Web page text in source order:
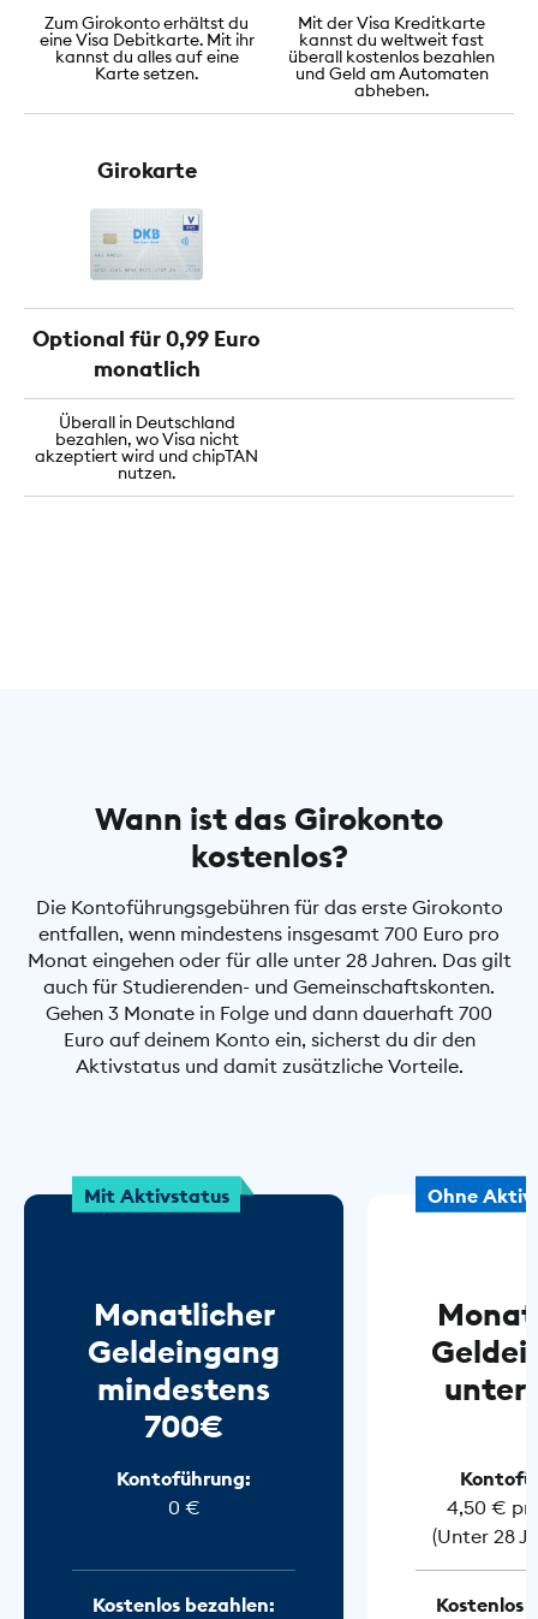
Zum Girokonto erhältst du
eine Visa Debitkarte. Mit ihr
kannst du alles auf eine
Karte setzen.
Mit der Visa Kreditkarte
kannst du weltweit fast
überall kostenlos bezahlen
und Geld am Automaten
abheben.
Girokarte
Optional für 0,99 Euro
monatlich
Überall in Deutschland
bezahlen, wo Visa nicht
akzeptiert wird und chipTAN
nutzen.
Wann ist das Girokonto
kostenlos?
Die Kontoführungsgebühren für das erste Girokonto
entfallen, wenn mindestens insgesamt 700 Euro pro
Monat eingehen oder für alle unter 28 Jahren. Das gilt
auch für Studierenden- und Gemeinschaftskonten.
Gehen 3 Monate in Folge und dann dauerhaft 700
Euro auf deinem Konto ein, sicherst du dir den
Aktivstatus und damit zusätzliche Vorteile.
Mit Aktivstatus
Monatlicher
Geldeingang
mindestens
700€
Kontoführung:
0 €
Kostenlos bezahlen:
Ohne
unter
4,50 €
(Unter 28
Kostenlos